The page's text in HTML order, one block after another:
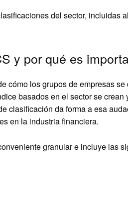
del sector, incluidas
y por qué es
cómo los grupos de empresas
basados ​​en el sector se
clasificación da forma a esa
en la industria financiera.
granular e incluye las